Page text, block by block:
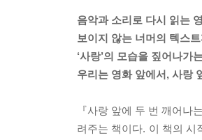
음악과 소리로 다시 읽는
보이지 않는 너머의 텍스
‘사랑’의 모습을 짚어나가
우리는 영화 앞에서, 사랑
『사랑 앞에 두 번 깨어나
려주는 책이다. 이 책의 시